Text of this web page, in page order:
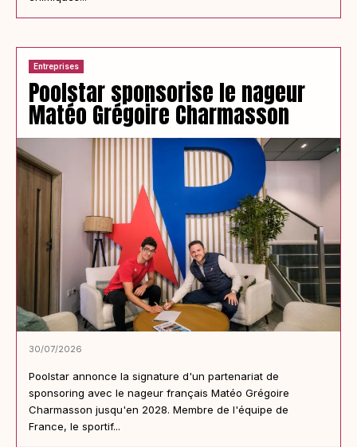
Entreprises
Poolstar sponsorise le nageur
Matéo Grégoire Charmasson
30/07/2026
Poolstar annonce la signature d'un partenariat de
sponsoring avec le nageur français Matéo Grégoire
Charmasson jusqu'en 2028. Membre de l'équipe de
France, le sportif...